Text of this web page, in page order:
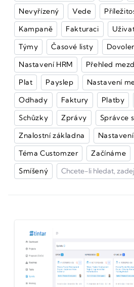
Nevyřízený
Vede
Kampaně
Fakturaci
Týmy
Časové listy
Nastavení HRM
Přehled mezd
Plat
Payslep Nastavení
Odhady
Faktury Platby
Schůzky
Zprávy
Správce
Znalostní základna
Nastavení
Téma Customzer
Začínáme
Smíšený